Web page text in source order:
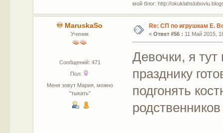
мой блог: http://
MaruskaSo
Ученик
Сообщений: 471
Пол:
Меня зовут Мария, можно
"тыкать"
Re: СП по игрушкам Е.
« Ответ #56 : 11 Май 2015,
Девочки, я
празднику
подгонять